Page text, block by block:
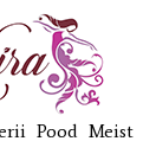
Pood Meist